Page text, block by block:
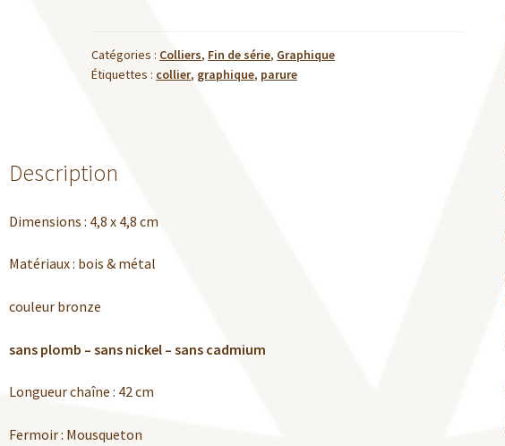
Catégories : Colliers, Fin de série, Graphique
Étiquettes : collier, graphique, parure
Description
Dimensions : 4,8 x 4,8 cm
Matériaux : bois & métal
couleur bronze
sans plomb – sans nickel – sans cadmium
Longueur chaîne : 42 cm
Fermoir : Mousqueton